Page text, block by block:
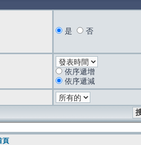
是 否
依序遞增
依序遞減
頁